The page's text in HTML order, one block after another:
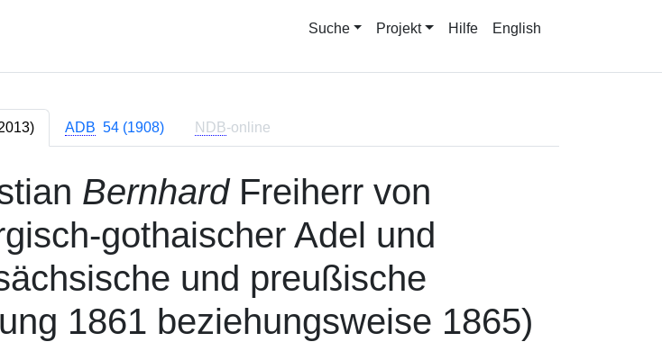
Suche Projekt Hilfe English
ADB 54 (1908) NDB-online
BernhardFreiherr von
gothaischer Adel und
und preußische
1861 beziehungsweise 1865)